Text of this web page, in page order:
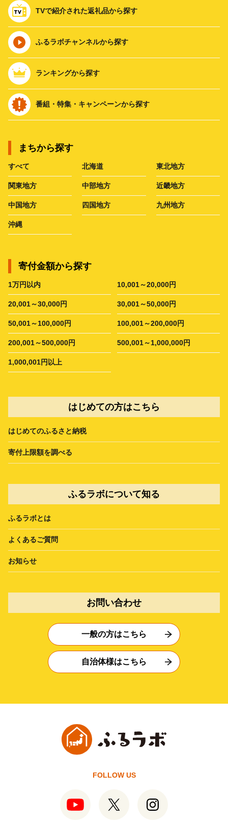
TVで紹介された返礼品から探す
ふるラボチャンネルから探す
ランキングから探す
番組・特集・キャンペーンから探す
まちから探す
すべて 北海道 東北地方
関東地方 中部地方 近畿地方
中国地方 四国地方 九州地方
沖縄
寄付金額から探す
1万円以内 10,001～20,000円
20,001～30,000円 30,001～50,000円
50,001～100,000円 100,001～200,000円
200,001～500,000円 500,001～1,000,000円
1,000,001円以上
はじめての方はこちら
はじめてのふるさと納税
寄付上限額を調べる
ふるラボについて知る
ふるラボとは
よくあるご質問
お知らせ
お問い合わせ
一般の方はこちら
自治体様はこちら
FOLLOW US